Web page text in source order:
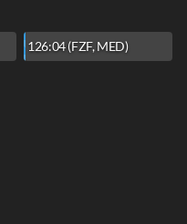
126:04 (FZF, MED)